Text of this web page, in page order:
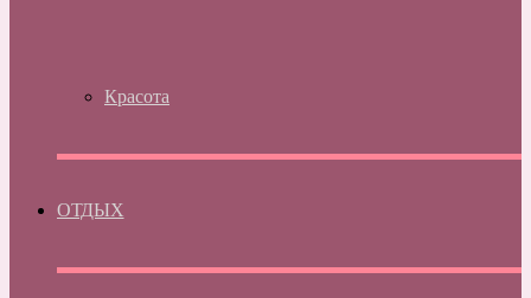
Красота
ОТДЫХ